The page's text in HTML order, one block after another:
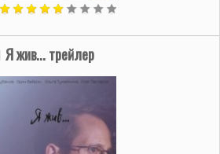
Я жив... трейлер